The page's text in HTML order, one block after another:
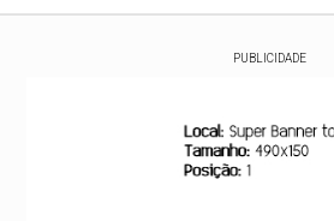
PUBLICIDADE